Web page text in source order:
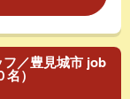
／豊見城市 job
）